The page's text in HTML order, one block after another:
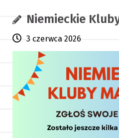
Niemieckie
3 czerwca 2026